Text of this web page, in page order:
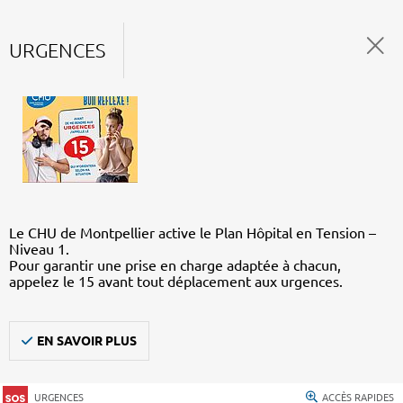
URGENCES
Le CHU de Montpellier active le Plan Hôpital en Tension –
Niveau 1.
Pour garantir une prise en charge adaptée à chacun,
appelez le 15 avant tout déplacement aux urgences.
EN SAVOIR PLUS
URGENCES ACCÈS RAPIDES